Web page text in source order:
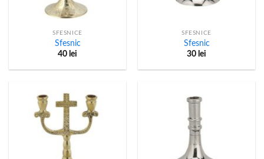
SFESNICE
Sfesnic
40 lei
SFESNICE
Sfesnic
30 lei